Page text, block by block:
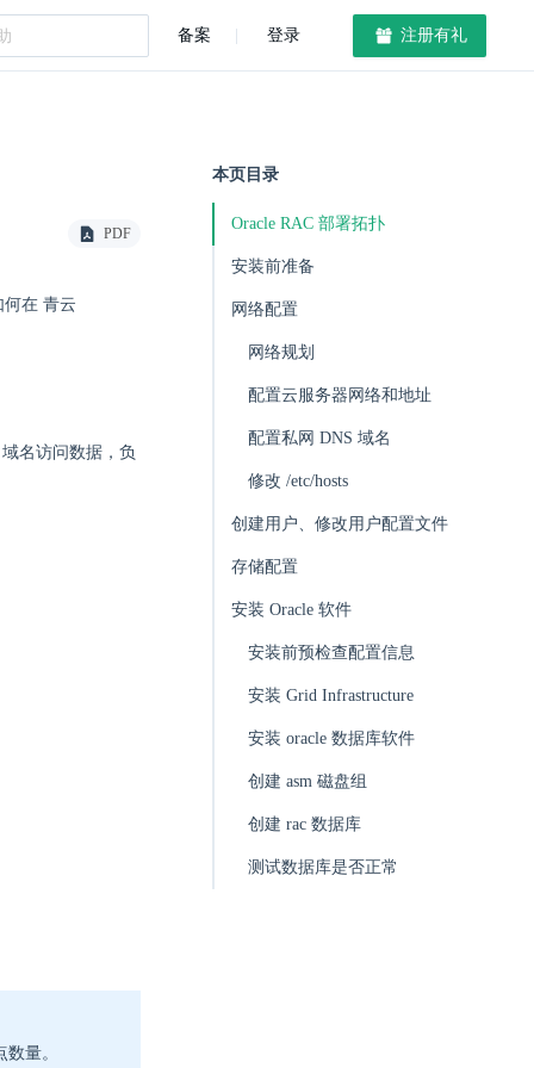
备案 登录 注册有礼
PDF
何在 青云
名访问数据，负
量。
本页目录
Oracle RAC 部署拓扑
安装前准备
网络配置
网络规划
配置云服务器网络和地址
配置私网 DNS 域名
修改 /etc/hosts
创建用户、修改用户配置文件
存储配置
安装 Oracle 软件
安装前预检查配置信息
安装 Grid Infrastructure
安装 oracle 数据库软件
创建 asm 磁盘组
创建 rac 数据库
测试数据库是否正常